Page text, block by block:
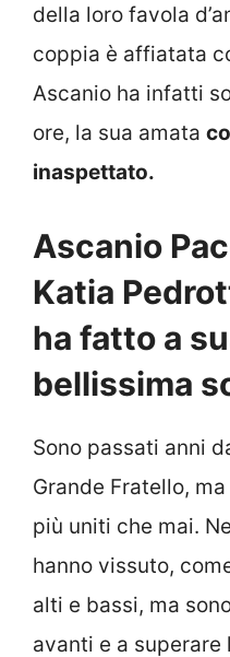
della loro favola
coppia è affiatata
Ascanio ha infatti
ore, la sua amata
inaspettato.
Ascanio
Katia
ha fatto a
bellissima
Sono passati anni
Grande Fratello,
più uniti che mai.
hanno vissuto,
alti e bassi, ma
avanti e a superare